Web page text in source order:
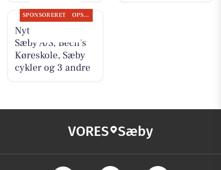
SPONSORERET OPSLAGSTAVLEN
Nyt fra Nybolig
Sæby A/S, Bech's
Køreskole, Sæby
cykler og 3 andre
VORES Sæby